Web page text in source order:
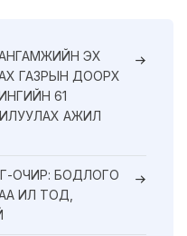
ЭХ
ГАЗРЫН ДООРХ
61
АЖИЛ
ОЧИР: БОДЛОГО
ИЛ ТОД,